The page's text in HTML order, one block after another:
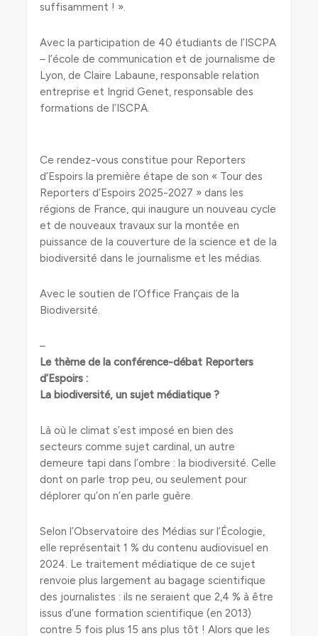
suffisamment ! ».
Avec la participation de 40 étudiants de l’ISCPA
– l’école de communication et de journalisme de
Lyon, de Claire Labaune, responsable relation
entreprise et Ingrid Genet, responsable des
formations de l’ISCPA.
Ce rendez-vous constitue pour Reporters
d’Espoirs la première étape de son « Tour des
Reporters d’Espoirs 2025-2027 » dans les
régions de France, qui inaugure un nouveau cycle
et de nouveaux travaux sur la montée en
puissance de la couverture de la science et de la
biodiversité dans le journalisme et les médias.
Avec le soutien de l’Office Français de la
Biodiversité.
–
Le thème de la conférence-débat Reporters
d’Espoirs :
La biodiversité, un sujet médiatique ?
Là où le climat s’est imposé en bien des
secteurs comme sujet cardinal, un autre
demeure tapi dans l’ombre : la biodiversité. Celle
dont on parle trop peu, ou seulement pour
déplorer qu’on n’en parle guère.
Selon l’Observatoire des Médias sur l’Écologie,
elle représentait 1 % du contenu audiovisuel en
2024. Le traitement médiatique de ce sujet
renvoie plus largement au bagage scientifique
des journalistes : ils ne seraient que 2,4 % à être
issus d’une formation scientifique (en 2013)
contre 5 fois plus 15 ans plus tôt ! Alors que les